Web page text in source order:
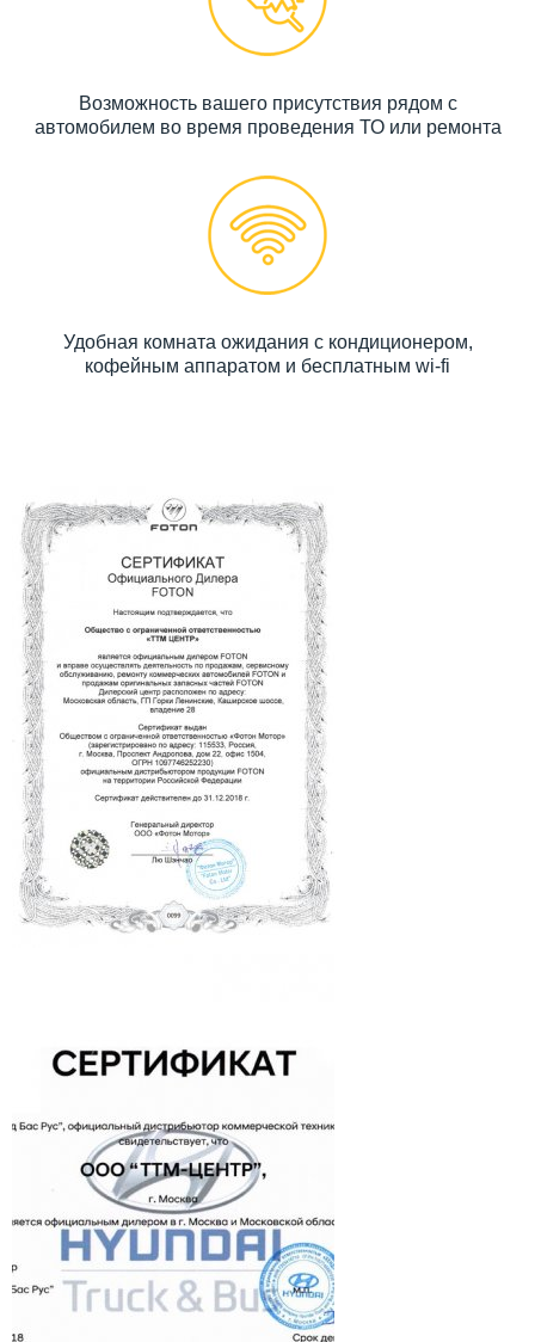
Возможность вашего присутствия рядом с
автомобилем во время проведения ТО или ремонта
Удобная комната ожидания с кондиционером,
кофейным аппаратом и бесплатным wi-fi